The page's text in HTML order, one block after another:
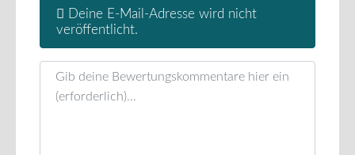
Deine E-Mail-Adresse wird nicht
veröffentlicht.
Rezensionstext